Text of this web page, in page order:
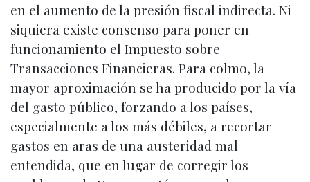
en el aumento de la presión fiscal indirecta. Ni
siquiera existe consenso para poner en
funcionamiento el Impuesto sobre
Transacciones Financieras. Para colmo, la
mayor aproximación se ha producido por la vía
del gasto público, forzando a los países,
especialmente a los más débiles, a recortar
gastos en aras de una austeridad mal
entendida, que en lugar de corregir los